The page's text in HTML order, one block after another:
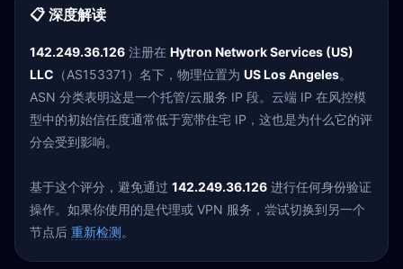
📋 深度解读
142.249.36.126 注册在 Hytron Network Services (US)
LLC （AS153371）名下，物理位置为 US Los Angeles。
ASN 分类表明这是一个托管/云服务 IP 段。云端 IP 在风控模
型中的初始信任度通常低于宽带住宅 IP，这也是为什么它的评
分会受到影响。
基于这个评分，避免通过 142.249.36.126 进行任何身份验证
操作。如果你使用的是代理或 VPN 服务，尝试切换到另一个
节点后 重新检测。